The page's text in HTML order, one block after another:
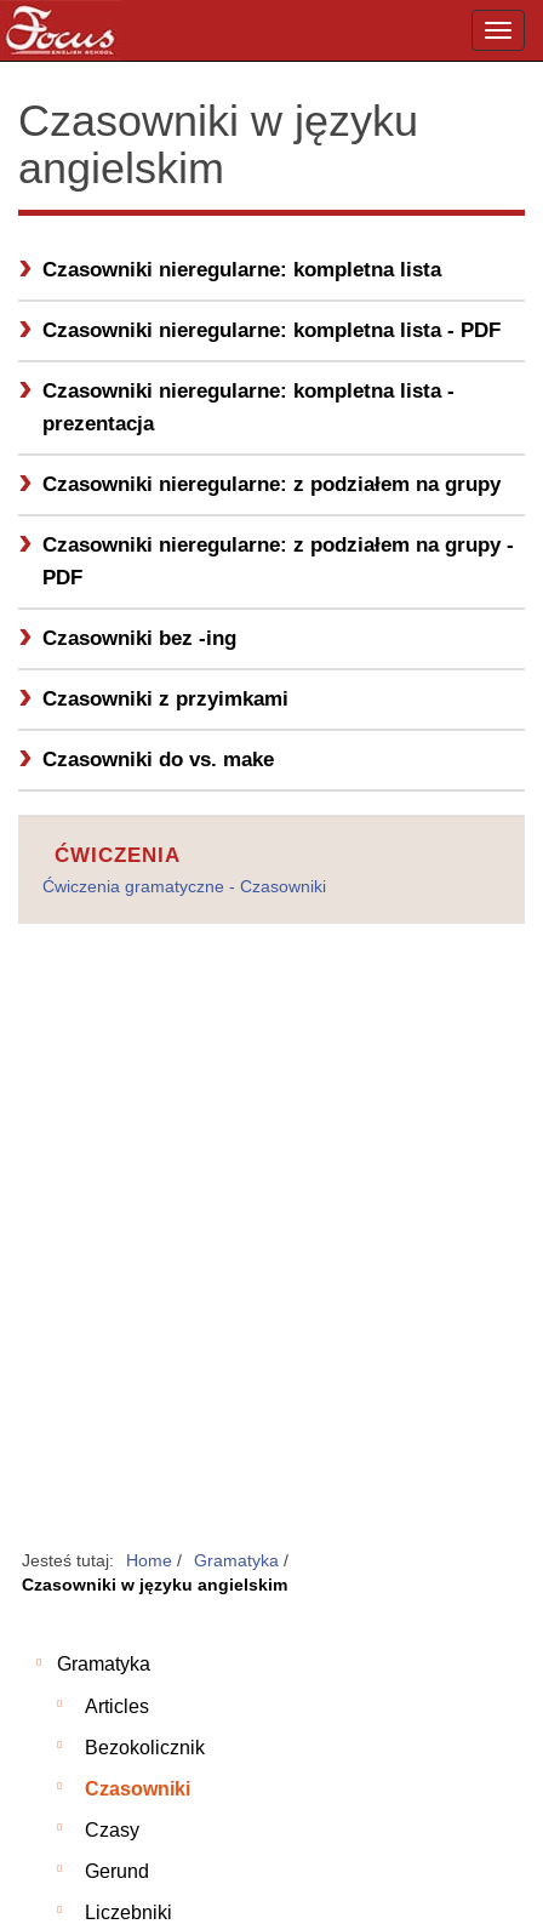
Czasowniki w języku
angielskim
Czasowniki nieregularne: kompletna lista
Czasowniki nieregularne: kompletna lista - PDF
Czasowniki nieregularne: kompletna lista -
prezentacja
Czasowniki nieregularne: z podziałem na grupy
Czasowniki nieregularne: z podziałem na grupy -
PDF
Czasowniki bez -ing
Czasowniki z przyimkami
Czasowniki do vs. make
ĆWICZENIA
Ćwiczenia gramatyczne - Czasowniki
Jesteś tutaj: Home / Gramatyka /
Czasowniki w języku angielskim
Gramatyka
Articles
Bezokolicznik
Czasowniki
Czasy
Gerund
Liczebniki